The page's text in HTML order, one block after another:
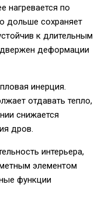
нагревается по
дольше сохраняет
к длительным
деформации
инерция.
отдавать тепло,
снижается
дров.
интерьера,
элементом
функции